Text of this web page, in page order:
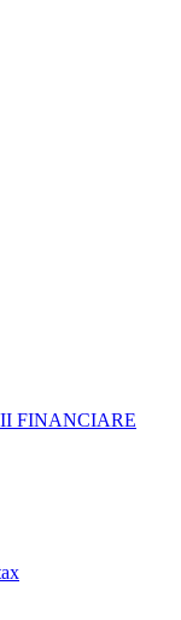
FINANCIARE